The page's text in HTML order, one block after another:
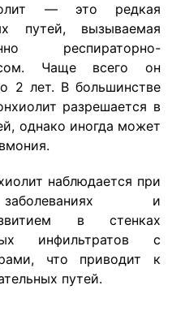
— это редкая
путей, вызываемая
респираторно-
Чаще всего он
2 лет. В большинстве
разрешается в
однако иногда может
наблюдается при
и
в стенках
инфильтратов с
что приводит к
путей.